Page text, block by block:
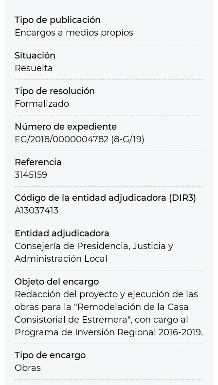
Tipo de publicación
Encargos a medios propios
Situación
Resuelta
Tipo de resolución
Formalizado
Número de expediente
EG/2018/0000004782 (8-G/19)
Referencia
3145159
Código de la entidad adjudicadora (DIR3)
A13037413
Entidad adjudicadora
Consejería de Presidencia, Justicia y
Administración Local
Objeto del encargo
Redacción del proyecto y ejecución de las
obras para la "Remodelación de la Casa
Consistorial de Estremera", con cargo al
Programa de Inversión Regional 2016-2019.
Tipo de encargo
Obras